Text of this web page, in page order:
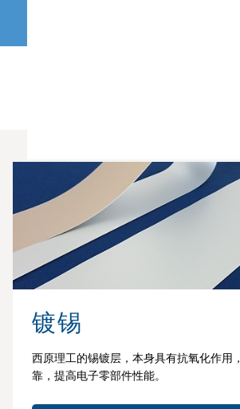
镀锡
西原理工的锡镀层，本身具有抗氧化作用
靠，提高电子零部件性能。